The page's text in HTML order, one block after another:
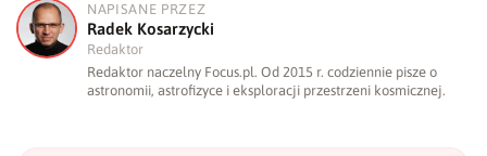
R
NAPISANE PRZEZ
Radek Kosarzycki
Redaktor
Redaktor naczelny Focus.pl. Od 2015 r. codziennie pisze o
astronomii, astrofizyce i eksploracji przestrzeni kosmicznej.